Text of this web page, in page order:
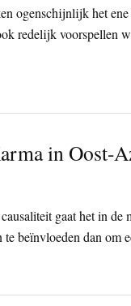
ogenschijnlijk het
redelijk voorspellen
in Oost-
gaat het in de
beïnvloeden dan om